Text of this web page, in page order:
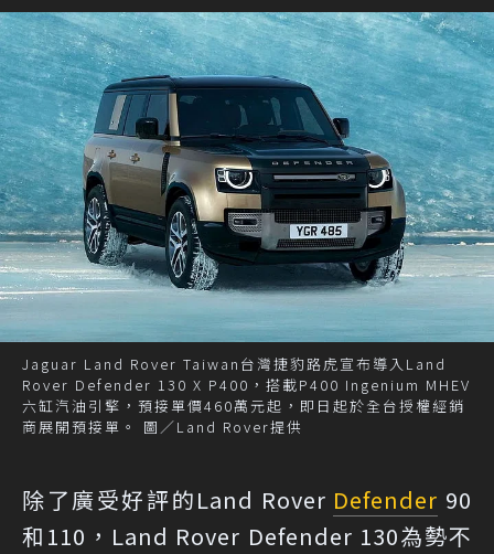
Jaguar Land Rover Taiwan台灣捷豹路虎宣布導入Land
Rover Defender 130 X P400，搭載P400 Ingenium MHEV
六缸汽油引擎，預接單價460萬元起，即日起於全台授權經銷
商展開預接單。 圖／Land Rover提供
除了廣受好評的Land Rover Defender 90
和110，Land Rover Defender 130為勢不